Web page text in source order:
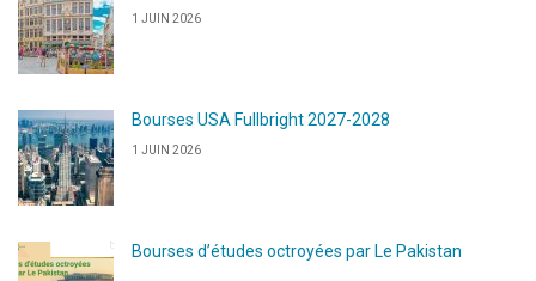
1 JUIN 2026
Bourses USA Fullbright 2027-2028
1 JUIN 2026
Bourses d’études octroyées par Le Pakistan